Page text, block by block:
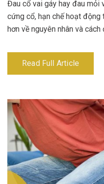
Đau cổ vai gáy hay đau mỏi
cứng cổ, hạn chế hoạt động
hơn về nguyên nhân và
Read Full Article